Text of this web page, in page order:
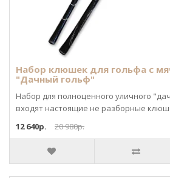
Набор клюшек для гольфа с
"Дачный гольф"
Набор для полноценного уличного
входят настоящие не разборные
12 640р.
20 980р.